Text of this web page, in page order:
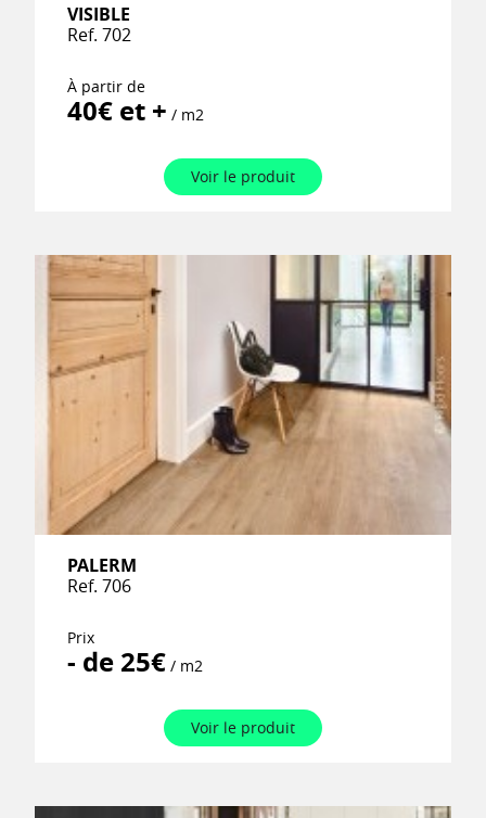
VISIBLE
Ref. 702
À partir de
40€ et + / m2
Voir le produit
PALERM
Ref. 706
Prix
- de 25€ / m2
Voir le produit